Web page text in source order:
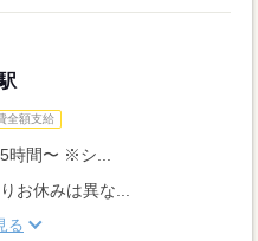
全額支給
間〜 ※シ...
お休みは異な...
る